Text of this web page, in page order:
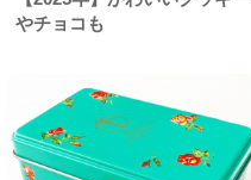
やチョコも